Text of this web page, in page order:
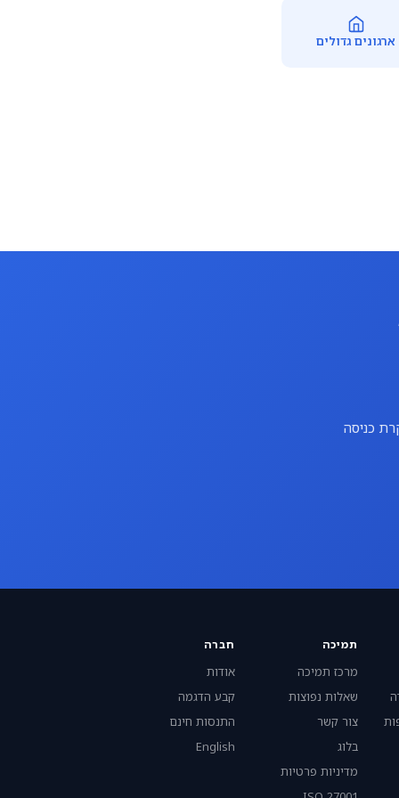
ארגונים גדולים
כניסה
תמיכה
מרכז תמיכה
שאלות נפוצות
צור קשר
בלוג
מדיניות פרטיות
חברה
אודות
קבע הדגמה
התנסות חינם
English